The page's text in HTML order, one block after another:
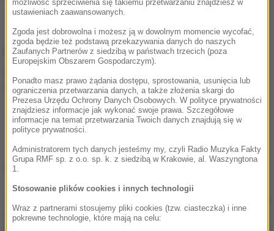
zdjęcia i filmy.
Możecie dzwonić, wysyłać SMS-y lub MMS-y na
fakty@rmf.fmalbo skorzystać zformularza WWW
Źródło: RMF FM
Tagi: pożar
NAJWAŻNIEJSZE FAKTY
Karola Nawrockiego”.
możliwość sprzeciwienia się takiemu przetwarzaniu znajdziesz w
ustawieniach zaawansowanych.
Zgoda jest dobrowolna i możesz ją w dowolnym momencie wycofać,
zgoda będzie też podstawą przekazywania danych do naszych
Zaufanych Partnerów z siedzibą w państwach trzecich (poza
Europejskim Obszarem Gospodarczym).
Ponadto masz prawo żądania dostępu, sprostowania, usunięcia lub
ograniczenia przetwarzania danych, a także złożenia skargi do
Prezesa Urzędu Ochrony Danych Osobowych. W polityce prywatności
znajdziesz informacje jak wykonać swoje prawa. Szczegółowe
informacje na temat przetwarzania Twoich danych znajdują się w
polityce prywatności.
Administratorem tych danych jesteśmy my, czyli Radio Muzyka Fakty
Grupa RMF sp. z o.o. sp. k. z siedzibą w Krakowie, al. Waszyngtona
1.
Stosowanie plików cookies i innych technologii
Wraz z partnerami stosujemy pliki cookies (tzw. ciasteczka) i inne
pokrewne technologie, które mają na celu: